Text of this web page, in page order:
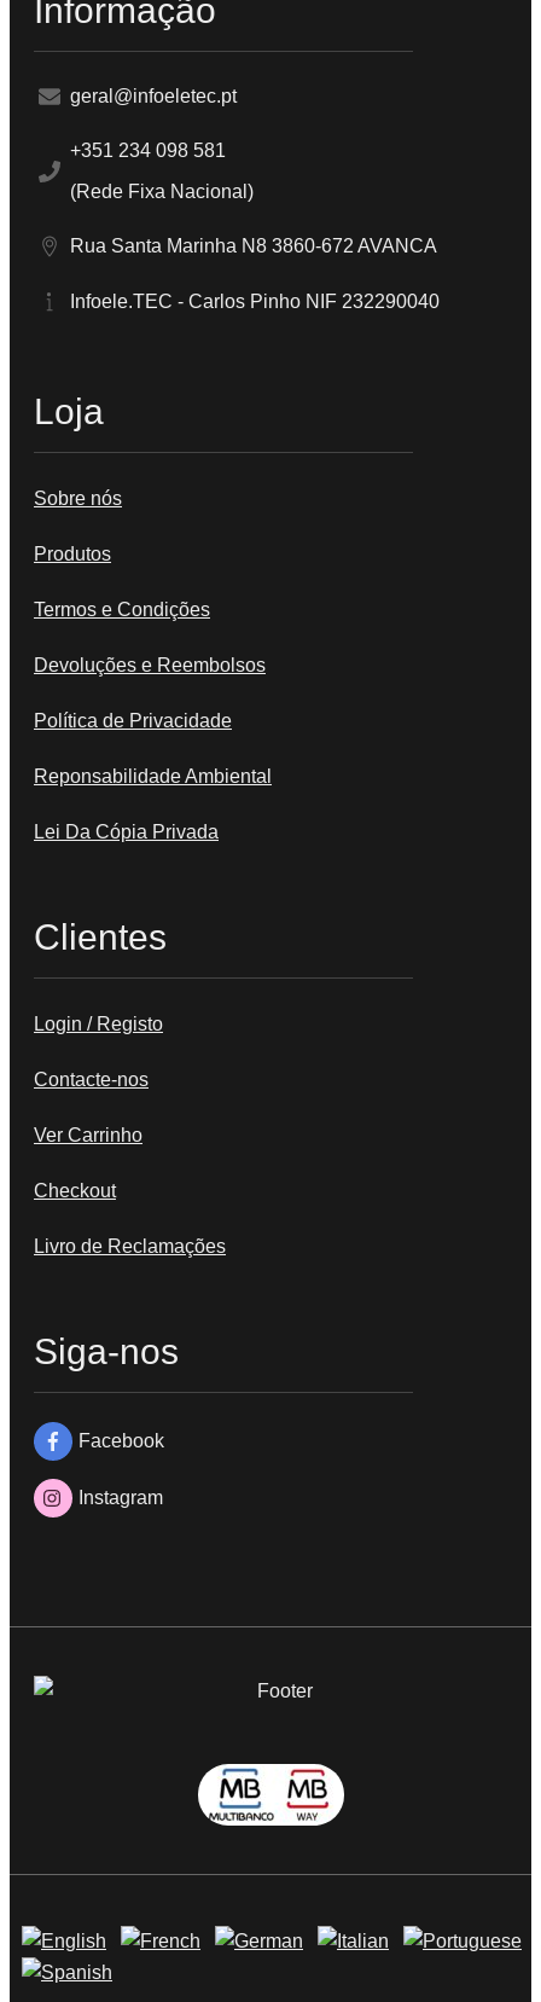
Informação
geral@infoeletec.pt
+351 234 098 581
(Rede Fixa Nacional)
Rua Santa Marinha N8 3860-672 AVANCA
Infoele.TEC - Carlos Pinho NIF 232290040
Loja
Sobre nós
Produtos
Termos e Condições
Devoluções e Reembolsos
Política de Privacidade
Reponsabilidade Ambiental
Lei Da Cópia Privada
Clientes
Login / Registo
Contacte-nos
Ver Carrinho
Checkout
Livro de Reclamações
Siga-nos
Facebook
Instagram